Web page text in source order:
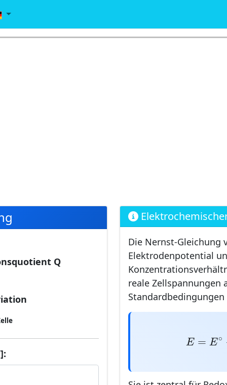
Q
Die Nernst-Gleichung
Elektrodenpotential
reale Zellspannungen
E=E∘−